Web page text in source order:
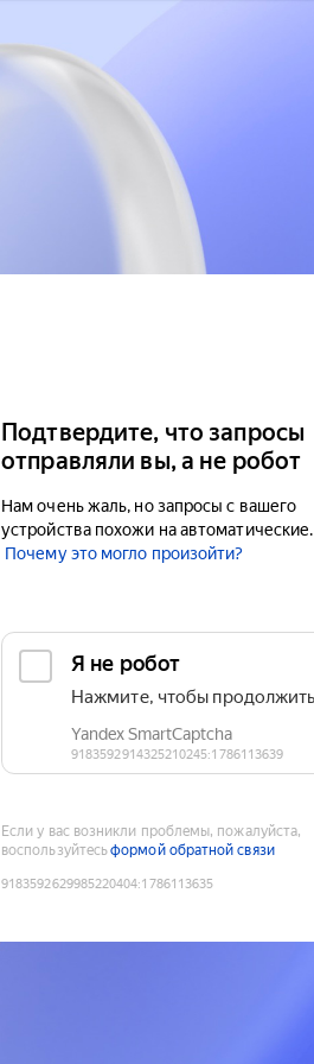
Подтвердите, что запросы
отправляли вы, а не робот
Нам очень жаль, но запросы с вашего
устройства похожи на автоматические.
Почему это могло произойти?
Если у вас возникли проблемы, пожалуйста,
воспользуйтесьформой обратной связи
9183592629985220404:1786113635